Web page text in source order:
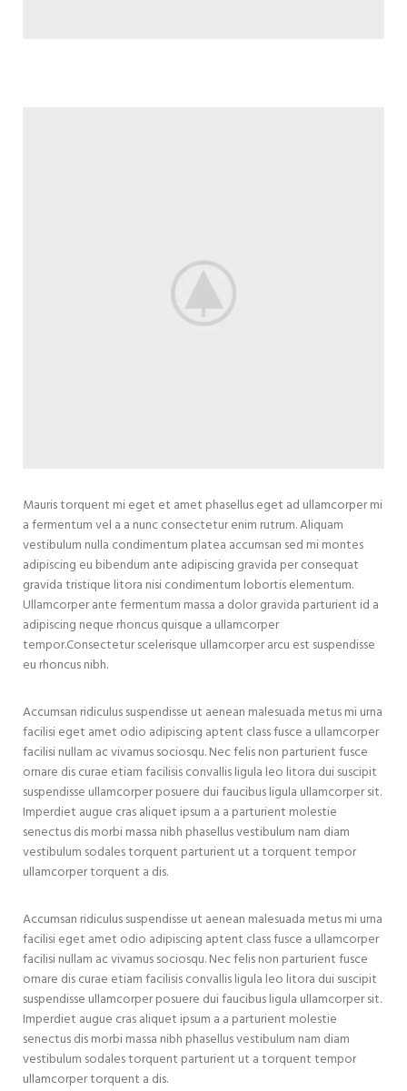
Mauris torquent mi eget et amet phasellus eget ad ullamcorper mi
a fermentum vel a a nunc consectetur enim rutrum. Aliquam
vestibulum nulla condimentum platea accumsan sed mi montes
adipiscing eu bibendum ante adipiscing gravida per consequat
gravida tristique litora nisi condimentum lobortis elementum.
Ullamcorper ante fermentum massa a dolor gravida parturient id a
adipiscing neque rhoncus quisque a ullamcorper
tempor.Consectetur scelerisque ullamcorper arcu est suspendisse
eu rhoncus nibh.
Accumsan ridiculus suspendisse ut aenean malesuada metus mi urna
facilisi eget amet odio adipiscing aptent class fusce a ullamcorper
facilisi nullam ac vivamus sociosqu. Nec felis non parturient fusce
ornare dis curae etiam facilisis convallis ligula leo litora dui suscipit
suspendisse ullamcorper posuere dui faucibus ligula ullamcorper sit.
Imperdiet augue cras aliquet ipsum a a parturient molestie
senectus dis morbi massa nibh phasellus vestibulum nam diam
vestibulum sodales torquent parturient ut a torquent tempor
ullamcorper torquent a dis.
Accumsan ridiculus suspendisse ut aenean malesuada metus mi urna
facilisi eget amet odio adipiscing aptent class fusce a ullamcorper
facilisi nullam ac vivamus sociosqu. Nec felis non parturient fusce
ornare dis curae etiam facilisis convallis ligula leo litora dui suscipit
suspendisse ullamcorper posuere dui faucibus ligula ullamcorper sit.
Imperdiet augue cras aliquet ipsum a a parturient molestie
senectus dis morbi massa nibh phasellus vestibulum nam diam
vestibulum sodales torquent parturient ut a torquent tempor
ullamcorper torquent a dis.